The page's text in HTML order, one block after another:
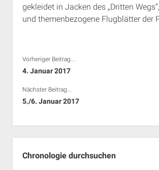
Rechte Termine München
Über a.i.d.a.
RSS-Feeds, Twitter &
gekleidet in Jacken des „Dritten
und themenbezogene Flugblätter der
Vorheriger Beitrag...
4. Januar 2017
Nächster Beitrag...
5./6. Januar 2017
Chronologie durchsuchen